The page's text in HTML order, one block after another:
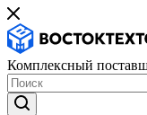
Комплексный